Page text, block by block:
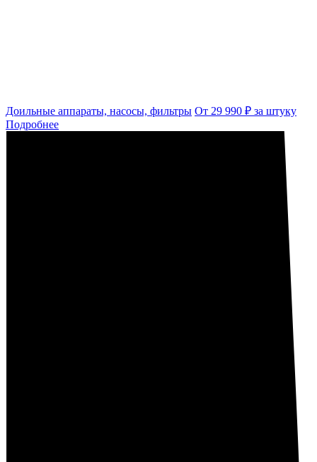
Доильные аппараты, насосы, фильтры От 29 990 ₽ за штуку
Подробнее